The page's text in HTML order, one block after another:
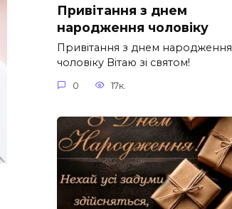
Привітання з днем
народження чоловіку
Привітання з днем народження
чоловіку Вітаю зі святом!
0 17к.